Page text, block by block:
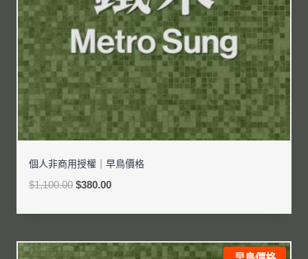
個人非商用授權｜早鳥價格
$1,100.00 $380.00